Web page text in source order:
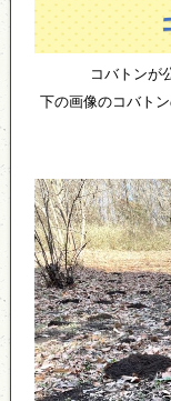
コバトンが
下の画像のコバト